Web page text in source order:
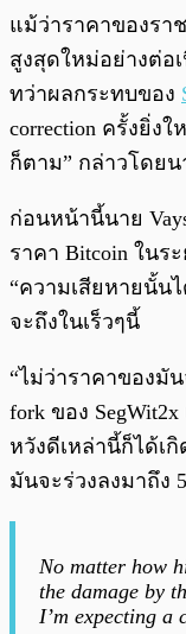
แม้ว่าราคาของรา
สูงสุดใหม่อย่างต่อ
ทว่าผลกระทบของ
correction ครั้งยิ่ง
ก็ตาม” กล่าวโดยน
ก่อนหน้านี้นาย
ราคา Bitcoin ในร
“ความเสียหายนั้น
จะถึงในเร็วๆนี้
“ไม่ว่าราคาของมั
fork ของ
หวังดีเหล่านี้ก็ได้เ
มันจะร่วงลงมาถึง
No matter how
the damage by
I’m expecting a